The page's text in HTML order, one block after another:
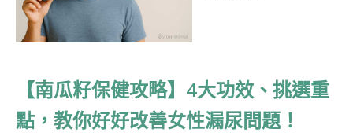
【南瓜籽保健攻略】4大功效、挑選重
點，教你好好改善女性漏尿問題！
頁
面
頁
面
頁
面
頁
面
頁
面